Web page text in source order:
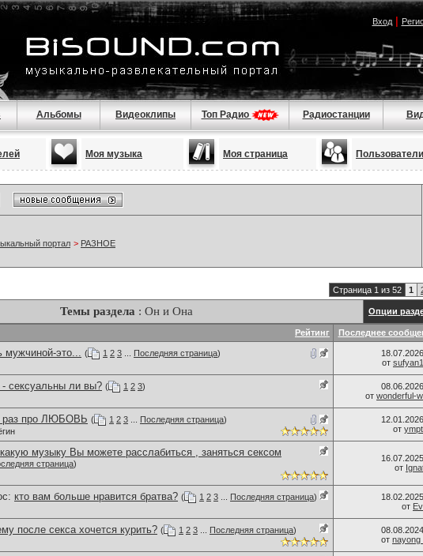
Вход|
Альбомы Видеоклипы Топ Радио Радиостанции
Моя музыка Моя страница Пользователи
портал > РАЗНОЕ
Страница 1 из 52 1
Темы раздела : Он и Она Опции
Рейтинг Последнее
мужчиной-это... ( 1 2 3 Последняя страница)
18.07.2026
от
- сексуальны ли вы? ( 1 2 3)
08.06.2026
от wonderful-
раз про ЛЮБОВЬ ( 1 2 3 Последняя страница)
12.01.2026
от
музыку Вы можете расслабиться , заняться сексом
страница)
16.07.2025
от
кто вам больше нравится братва? ( 1 2 3 Последняя страница)
18.02.2025
от
после секса хочется курить? ( 1 2 3 Последняя страница)
08.08.2024
от nayong